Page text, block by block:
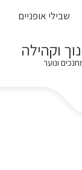
שבילי אופניים
וקהילה
ונוער